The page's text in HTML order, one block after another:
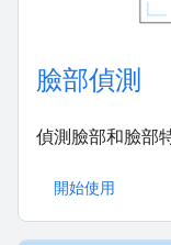
臉部偵測
偵測臉部和臉部
開始使用